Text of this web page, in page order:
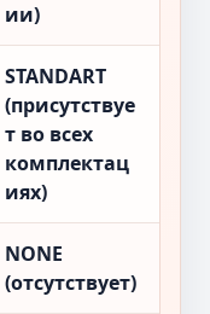
ии)
STANDART
(присутствуе
т во всех
комплектац
иях)
NONE
(отсутствует)